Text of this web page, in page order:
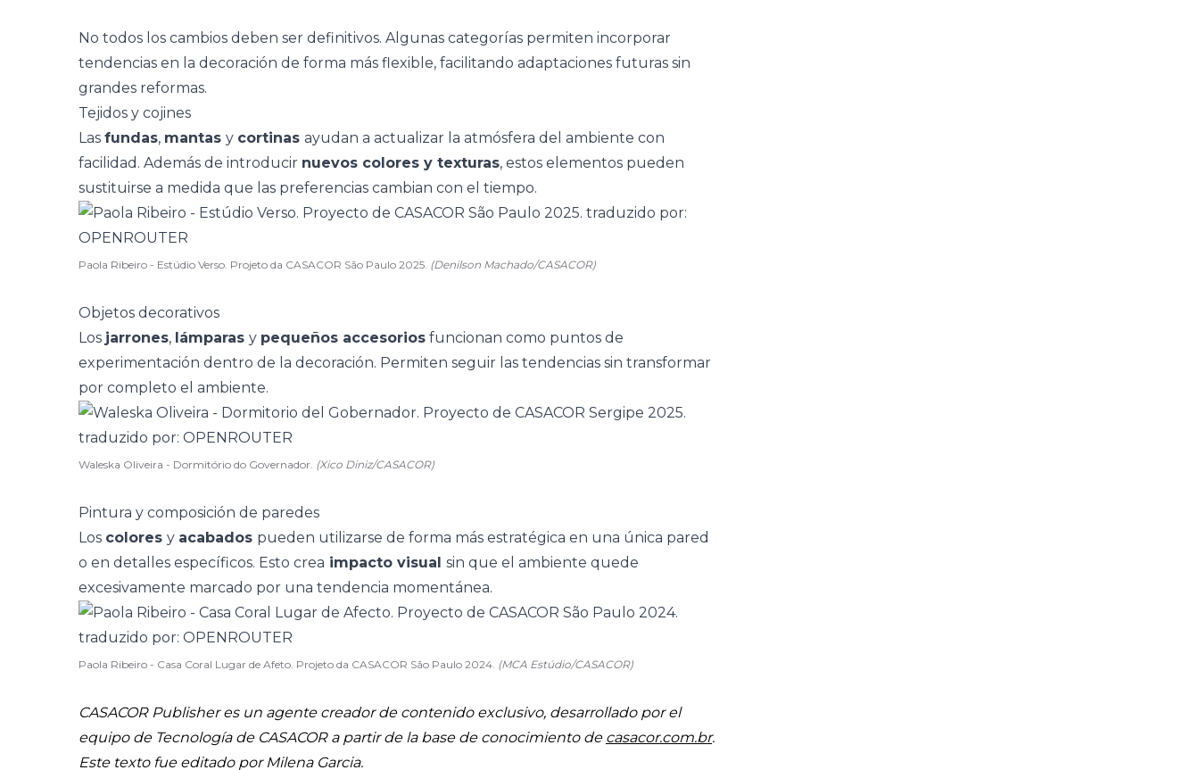
No todos los cambios deben ser definitivos. Algunas categorías permiten incorporar
tendencias en la decoración de forma más flexible, facilitando adaptaciones futuras sin
grandes reformas.
Tejidos y cojines
Las fundas, mantas y cortinas ayudan a actualizar la atmósfera del ambiente con
facilidad. Además de introducir nuevos colores y texturas, estos elementos pueden
sustituirse a medida que las preferencias cambian con el tiempo.
Paola Ribeiro - Estúdio Verso. Projeto da CASACOR São Paulo 2025. (Denilson Machado/CASACOR)
Objetos decorativos
Los jarrones, lámparas y pequeños accesorios funcionan como puntos de
experimentación dentro de la decoración. Permiten seguir las tendencias sin transformar
por completo el ambiente.
Waleska Oliveira - Dormitório do Governador. (Xico Diniz/CASACOR)
Pintura y composición de paredes
Los colores y acabados pueden utilizarse de forma más estratégica en una única pared
o en detalles específicos. Esto crea impacto visual sin que el ambiente quede
excesivamente marcado por una tendencia momentánea.
Paola Ribeiro - Casa Coral Lugar de Afeto. Projeto da CASACOR São Paulo 2024. (MCA Estúdio/CASACOR)
CASACOR Publisher es un agente creador de contenido exclusivo, desarrollado por el
equipo de Tecnología de CASACOR a partir de la base de conocimiento de casacor.com.br.
Este texto fue editado por Milena Garcia.